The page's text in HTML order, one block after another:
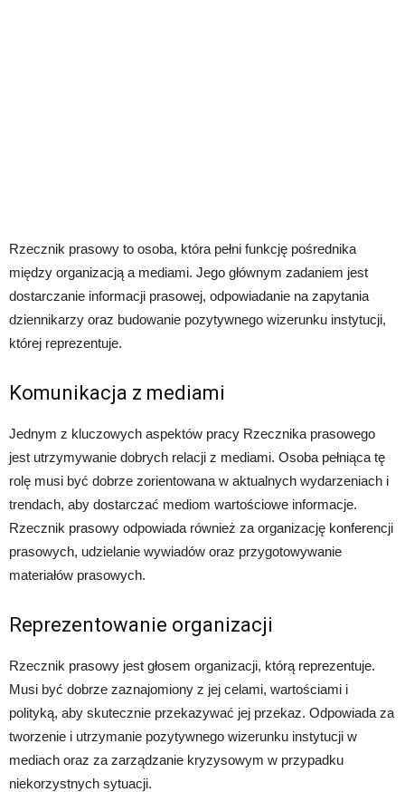
Rzecznik prasowy to osoba, która pełni funkcję pośrednika
między organizacją a mediami. Jego głównym zadaniem jest
dostarczanie informacji prasowej, odpowiadanie na zapytania
dziennikarzy oraz budowanie pozytywnego wizerunku instytucji,
której reprezentuje.
Komunikacja z mediami
Jednym z kluczowych aspektów pracy Rzecznika prasowego
jest utrzymywanie dobrych relacji z mediami. Osoba pełniąca tę
rolę musi być dobrze zorientowana w aktualnych wydarzeniach i
trendach, aby dostarczać mediom wartościowe informacje.
Rzecznik prasowy odpowiada również za organizację konferencji
prasowych, udzielanie wywiadów oraz przygotowywanie
materiałów prasowych.
Reprezentowanie organizacji
Rzecznik prasowy jest głosem organizacji, którą reprezentuje.
Musi być dobrze zaznajomiony z jej celami, wartościami i
polityką, aby skutecznie przekazywać jej przekaz. Odpowiada za
tworzenie i utrzymanie pozytywnego wizerunku instytucji w
mediach oraz za zarządzanie kryzysowym w przypadku
niekorzystnych sytuacji.